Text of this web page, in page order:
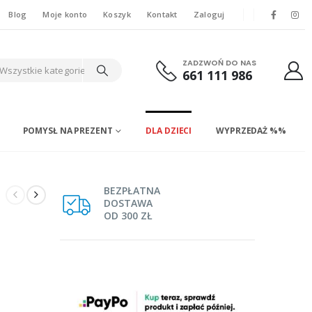
Blog Moje konto Koszyk Kontakt Zaloguj
kategorie
ZADZWOŃ DO NAS
661 111 986
POMYSŁ NA PREZENT DLA DZIECI WYPRZEDAŻ %%
BEZPŁATNA
DOSTAWA
OD 300 ZŁ